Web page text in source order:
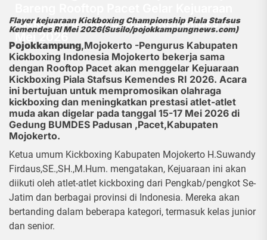
Kickboxing Piala Stafsus Kemendes RI
Mei 2026
6 Maret 2026
Flayer kejuaraan Kickboxing Championship Piala Stafsus
Kemendes RI Mei 2026(Susilo/pojokkampungnews.com)
Pojokkampung,Mojokerto -Pengurus Kabupaten
Kickboxing Indonesia Mojokerto bekerja sama
dengan Rooftop Pacet akan menggelar Kejuaraan
Kickboxing Piala Stafsus Kemendes RI 2026. Acara
ini bertujuan untuk mempromosikan olahraga
kickboxing dan meningkatkan prestasi atlet-atlet
muda akan digelar pada tanggal 15-17 Mei 2026 di
Gedung BUMDES Padusan ,Pacet,Kabupaten
Mojokerto.
Ketua umum Kickboxing Kabupaten Mojokerto H.Suwandy
Firdaus,SE.,SH.,M.Hum. mengatakan, Kejuaraan ini akan
diikuti oleh atlet-atlet kickboxing dari Pengkab/pengkot Se-
Jatim dan berbagai provinsi di Indonesia. Mereka akan
bertanding dalam beberapa kategori, termasuk kelas junior
dan senior.